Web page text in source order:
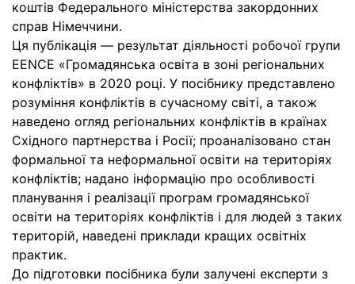
коштів Федерального міністерства закордонних
справ Німеччини.
Ця публікація — результат діяльності робочої групи
EENCE «Громадянська освіта в зоні регіональних
конфліктів» в 2020 році. У посібнику представлено
розуміння конфліктів в сучасному світі, а також
наведено огляд регіональних конфліктів в країнах
Східного партнерства і Росії; проаналізовано стан
формальної та неформальної освіти на територіях
конфліктів; надано інформацію про особливості
планування і реалізації програм громадянської
освіти на територіях конфліктів і для людей з таких
територій, наведені приклади кращих освітніх
практик.
До підготовки посібника були залучені експерти з